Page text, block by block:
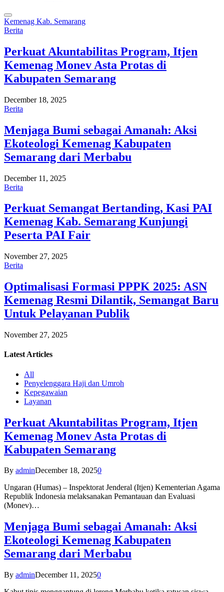
Kemenag Kab. Semarang
Berita
Perkuat Akuntabilitas Program, Itjen
Kemenag Monev Asta Protas di
Kabupaten Semarang
December 18, 2025
Berita
Menjaga Bumi sebagai Amanah: Aksi
Ekoteologi Kemenag Kabupaten
Semarang dari Merbabu
December 11, 2025
Berita
Perkuat Semangat Bertanding, Kasi PAI
Kemenag Kab. Semarang Kunjungi
Peserta PAI Fair
November 27, 2025
Berita
Optimalisasi Formasi PPPK 2025: ASN
Kemenag Resmi Dilantik, Semangat Baru
Untuk Pelayanan Publik
November 27, 2025
Latest Articles
All
Penyelenggara Haji dan Umroh
Kepegawaian
Layanan
Perkuat Akuntabilitas Program, Itjen
Kemenag Monev Asta Protas di
Kabupaten Semarang
By adminDecember 18, 20250
Ungaran (Humas) – Inspektorat Jenderal (Itjen) Kementerian Agama
Republik Indonesia melaksanakan Pemantauan dan Evaluasi
(Monev)…
Menjaga Bumi sebagai Amanah: Aksi
Ekoteologi Kemenag Kabupaten
Semarang dari Merbabu
By adminDecember 11, 20250